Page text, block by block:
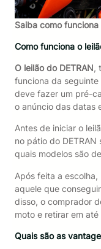
Saiba como
Como funciona o
O leilão do DETRAN,
funciona da
deve fazer um pré-
o anúncio das datas
Antes de iniciar o
no pátio do
quais modelos são
Após feita a
aquele que
disso, o comprador
moto e retirar em
Quais são as